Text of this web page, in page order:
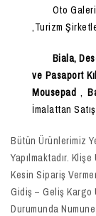
Oto
,Turizm
Biala,
ve Pasaport
Mousepad ,
İmalattan
Bütün Ürünlerimiz
Yapılmaktadır.
Kesin Sipariş
Gidiş – Geliş Kargo
Durumunda